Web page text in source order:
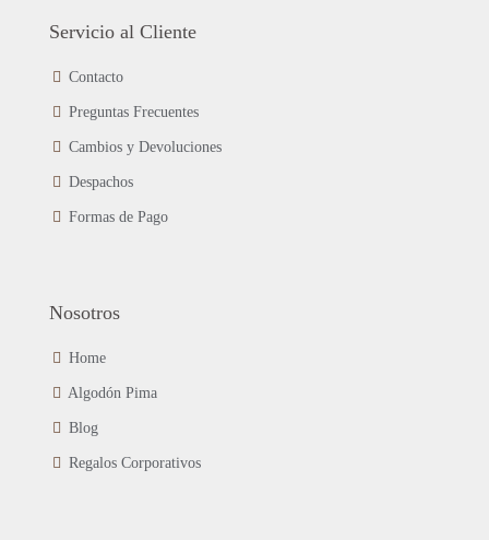
producto
opciones
elegir
producto
Servicio al Cliente
Contacto
Preguntas Frecuentes
Cambios y Devoluciones
Despachos
Formas de Pago
Nosotros
Home
Algodón Pima
Blog
Regalos Corporativos